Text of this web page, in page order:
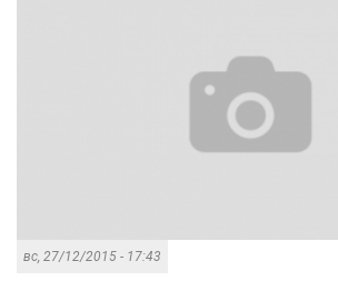
вс, 27/12/2015 - 17:43